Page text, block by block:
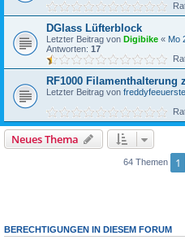
DGlass Lüfterblock
Letzter Beitrag von Digibike « Mo
Antworten: 17
RF1000 Filamenthalterung
Letzter Beitrag von
Neues Thema
64 Themen 1
BERECHTIGUNGEN IN DIESEM FORUM